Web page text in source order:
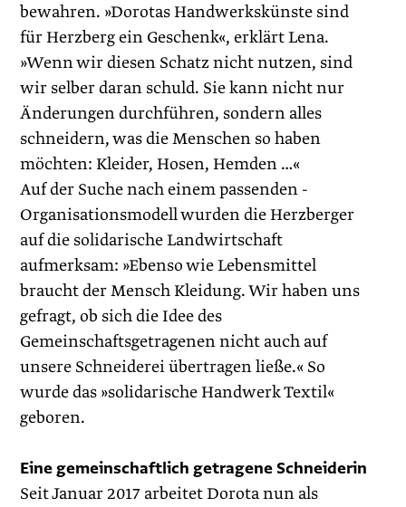
bewahren. »Dorotas Handwerkskünste sind
für Herzberg ein Geschenk«, erklärt Lena.
»Wenn wir diesen Schatz nicht nutzen, sind
wir selber daran schuld. Sie kann nicht nur
Änderungen durchführen, sondern alles
schneidern, was die Menschen so haben
möchten: Kleider, Hosen, Hemden …«
Auf der Suche nach einem passenden ­
Organisationsmodell wurden die Herzberger
auf die solidarische Landwirtschaft
aufmerksam: »Ebenso wie Lebensmittel
braucht der Mensch Kleidung. Wir haben uns
gefragt, ob sich die Idee des
Gemeinschaftsgetragenen nicht auch auf
unsere Schneiderei übertragen ließe.« So
wurde das »solidarische Handwerk Textil«
geboren.
Eine gemeinschaftlich getragene Schneiderin
Seit Januar 2017 arbeitet Dorota nun als